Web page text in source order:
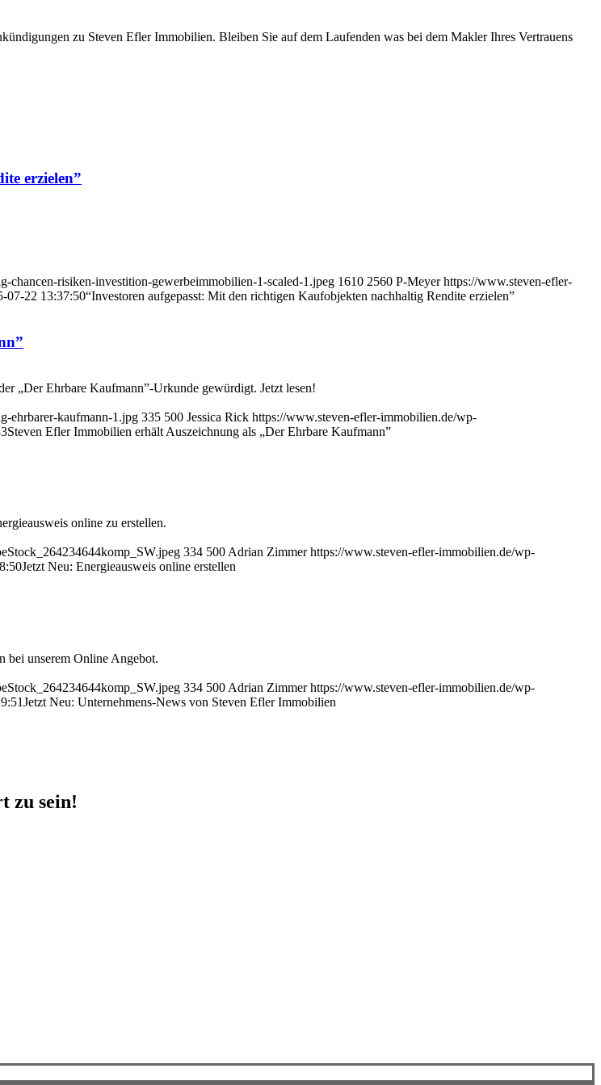
zu Steven Efler Immobilien. Bleiben Sie auf dem Laufenden was bei dem Makler Ihres Vertrauens
erzielen”
chancen-risiken-investition-gewerbeimmobilien-1-scaled-1.jpeg 1610 2560 P-Meyer https://www.steven-efler-
07-22 13:37:50“Investoren aufgepasst: Mit den richtigen Kaufobjekten nachhaltig Rendite erzielen”
„Der Ehrbare Kaufmann”-Urkunde gewürdigt. Jetzt lesen!
ehrbarer-kaufmann-1.jpg 335 500 Jessica Rick https://www.steven-efler-immobilien.de/wp-
Steven Efler Immobilien erhält Auszeichnung als „Der Ehrbare Kaufmann”
online zu erstellen.
334 500 Adrian Zimmer https://www.steven-efler-immobilien.de/wp-
Jetzt Neu: Energieausweis online erstellen
bei unserem Online Angebot.
334 500 Adrian Zimmer https://www.steven-efler-immobilien.de/wp-
Jetzt Neu: Unternehmens-News von Steven Efler Immobilien
zu sein!